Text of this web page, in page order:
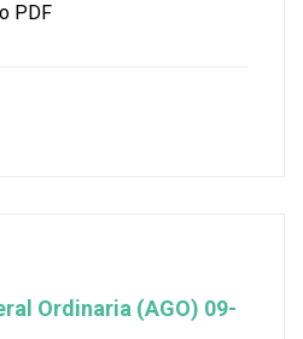
PDF
Ordinaria (AGO) 09-